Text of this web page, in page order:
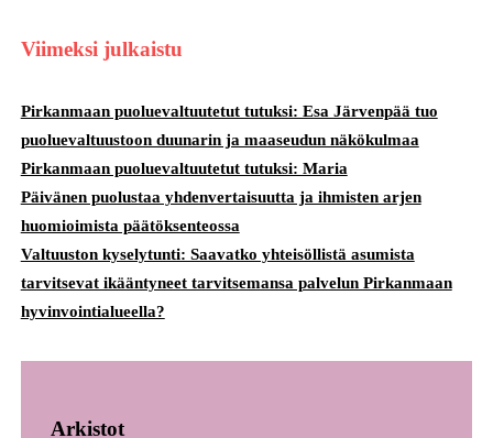
Viimeksi julkaistu
Pirkanmaan puoluevaltuutetut tutuksi: Esa Järvenpää tuo
puoluevaltuustoon duunarin ja maaseudun näkökulmaa
Pirkanmaan puoluevaltuutetut tutuksi: Maria
Päivänen puolustaa yhdenvertaisuutta ja ihmisten arjen
huomioimista päätöksenteossa
Valtuuston kyselytunti: Saavatko yhteisöllistä asumista
tarvitsevat ikääntyneet tarvitsemansa palvelun Pirkanmaan
hyvinvointialueella?
Arkistot